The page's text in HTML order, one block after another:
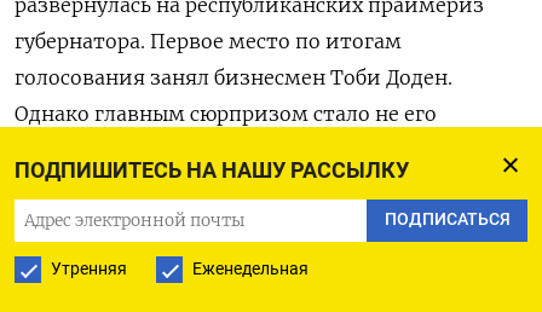
ПОДПИШИТЕСЬ НА НАШУ РАССЫЛКУ
ПОДПИСАТЬСЯ
Утренняя Еженедельная
развернулась на республиканских праймериз
губернатора. Первое место по итогам
голосования занял бизнесмен Тоби Доден.
Однако главным сюрпризом стало не его
Джонсона, которого считали фаворитом гонки.
Джонсон не только не смог одержать победу, но
даже остался за пределами следующего этапа